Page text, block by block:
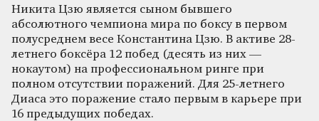
Никита Цзю является сыном бывшего
абсолютного чемпиона мира по боксу в первом
полусреднем весе Константина Цзю. В активе 28-
летнего боксёра 12 побед (десять из них —
нокаутом) на профессиональном ринге при
полном отсутствии поражений. Для 25-летнего
Диаса это поражение стало первым в карьере при
16 предыдущих победах.